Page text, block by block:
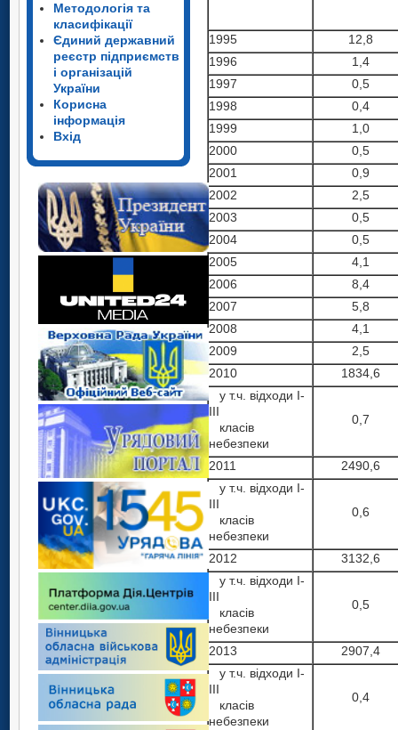
Методологія та
класифікації
Єдиний державний
реєстр підприємств
і організацій
України
Корисна
інформація
Вхід
1995
12,8
1996
1,4
1997
0,5
1998
0,4
1999
1,0
2000
0,5
2001
0,9
2002
2,5
2003
0,5
2004
0,5
2005
4,1
2006
8,4
2007
5,8
2008
4,1
2009
2,5
2010
1834,6
у т.ч. відходи І-
ІІІ
класів
небезпеки
0,7
2011
2490,6
у т.ч. відходи І-
ІІІ
класів
небезпеки
0,6
2012
3132,6
у т.ч. відходи І-
ІІІ
класів
небезпеки
0,5
2013
2907,4
у т.ч. відходи І-
ІІІ
класів
небезпеки
0,4